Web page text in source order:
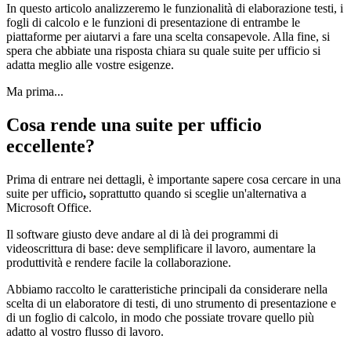
In questo articolo analizzeremo le funzionalità di elaborazione testi, i
fogli di calcolo e le funzioni di presentazione di entrambe le
piattaforme per aiutarvi a fare una scelta consapevole. Alla fine, si
spera che abbiate una risposta chiara su quale suite per ufficio si
adatta meglio alle vostre esigenze.
Ma prima...
Cosa rende una suite per ufficio
eccellente?
Prima di entrare nei dettagli, è importante sapere cosa cercare in una
suite per ufficio, soprattutto quando si sceglie un'alternativa a
Microsoft Office.
Il software giusto deve andare al di là dei programmi di
videoscrittura di base: deve semplificare il lavoro, aumentare la
produttività e rendere facile la collaborazione.
Abbiamo raccolto le caratteristiche principali da considerare nella
scelta di un elaboratore di testi, di uno strumento di presentazione e
di un foglio di calcolo, in modo che possiate trovare quello più
adatto al vostro flusso di lavoro.